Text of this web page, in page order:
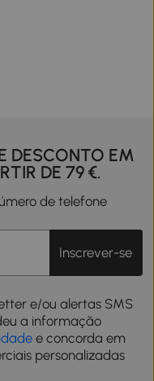
DESCONTO EM
DE 79 €.
de telefone
Inscrever-se
e/ou alertas SMS
a informação
e concorda em
personalizadas